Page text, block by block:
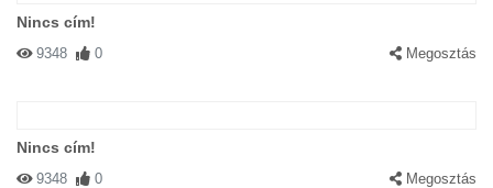
Nincs cím!
9348 0 Megosztás
Nincs cím!
9348 0 Megosztás